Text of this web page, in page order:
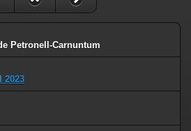
Petronell-Carnuntum
2023